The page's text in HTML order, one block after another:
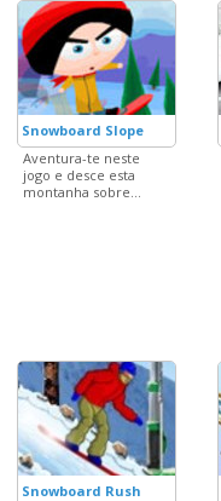
Snowboard Slope
Aventura-te neste
jogo e desce esta
montanha sobre...
Snowboard Rush